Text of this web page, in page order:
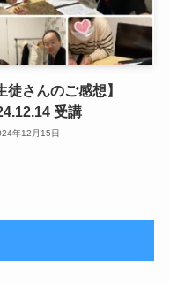
徒さんのご感想】
受講
年12月15日